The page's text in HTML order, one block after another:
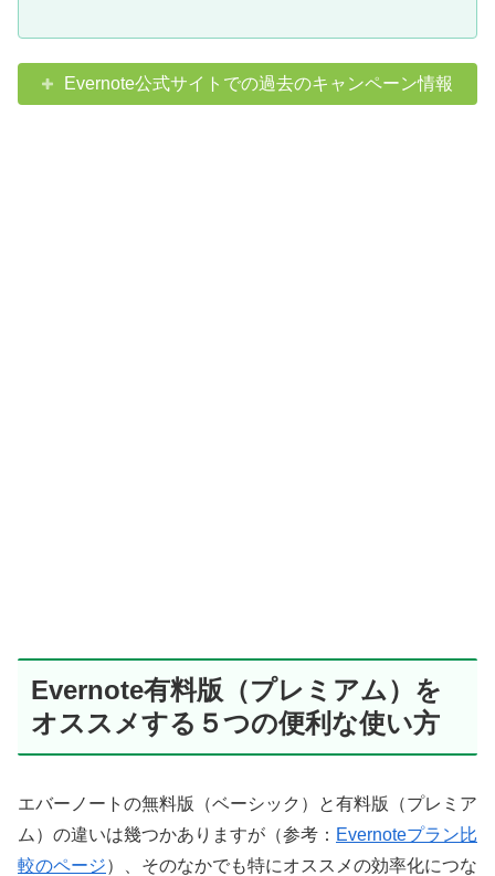
Evernote公式サイトでの過去のキャンペーン情報
Evernote有料版（プレミアム）を
オススメする５つの便利な使い方
エバーノートの無料版（ベーシック）と有料版（プレミア
ム）の違いは幾つかありますが（参考： Evernoteプラン比
較のページ）、そのなかでも特にオススメの効率化につな